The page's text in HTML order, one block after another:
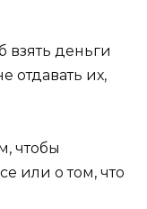
деньги
отдавать их,
чтобы
или о том, что